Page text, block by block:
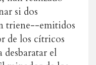
si dos
triene--emitidos
de los cítricos
desbaratar el